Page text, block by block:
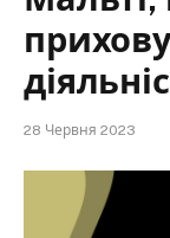
28 Червня 2023